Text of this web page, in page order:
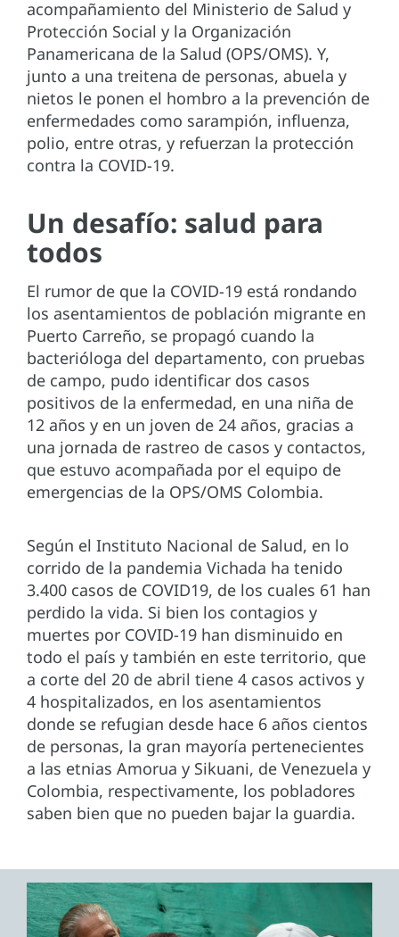
acompañamiento del Ministerio de Salud y
Protección Social y la Organización
Panamericana de la Salud (OPS/OMS). Y,
junto a una treitena de personas, abuela y
nietos le ponen el hombro a la prevención de
enfermedades como sarampión, influenza,
polio, entre otras, y refuerzan la protección
contra la COVID-19.
Un desafío: salud para
todos
El rumor de que la COVID-19 está rondando
los asentamientos de población migrante en
Puerto Carreño, se propagó cuando la
bacterióloga del departamento, con pruebas
de campo, pudo identificar dos casos
positivos de la enfermedad, en una niña de
12 años y en un joven de 24 años, gracias a
una jornada de rastreo de casos y contactos,
que estuvo acompañada por el equipo de
emergencias de la OPS/OMS Colombia.
Según el Instituto Nacional de Salud, en lo
corrido de la pandemia Vichada ha tenido
3.400 casos de COVID19, de los cuales 61 han
perdido la vida. Si bien los contagios y
muertes por COVID-19 han disminuido en
todo el país y también en este territorio, que
a corte del 20 de abril tiene 4 casos activos y
4 hospitalizados, en los asentamientos
donde se refugian desde hace 6 años cientos
de personas, la gran mayoría pertenecientes
a las etnias Amorua y Sikuani, de Venezuela y
Colombia, respectivamente, los pobladores
saben bien que no pueden bajar la guardia.